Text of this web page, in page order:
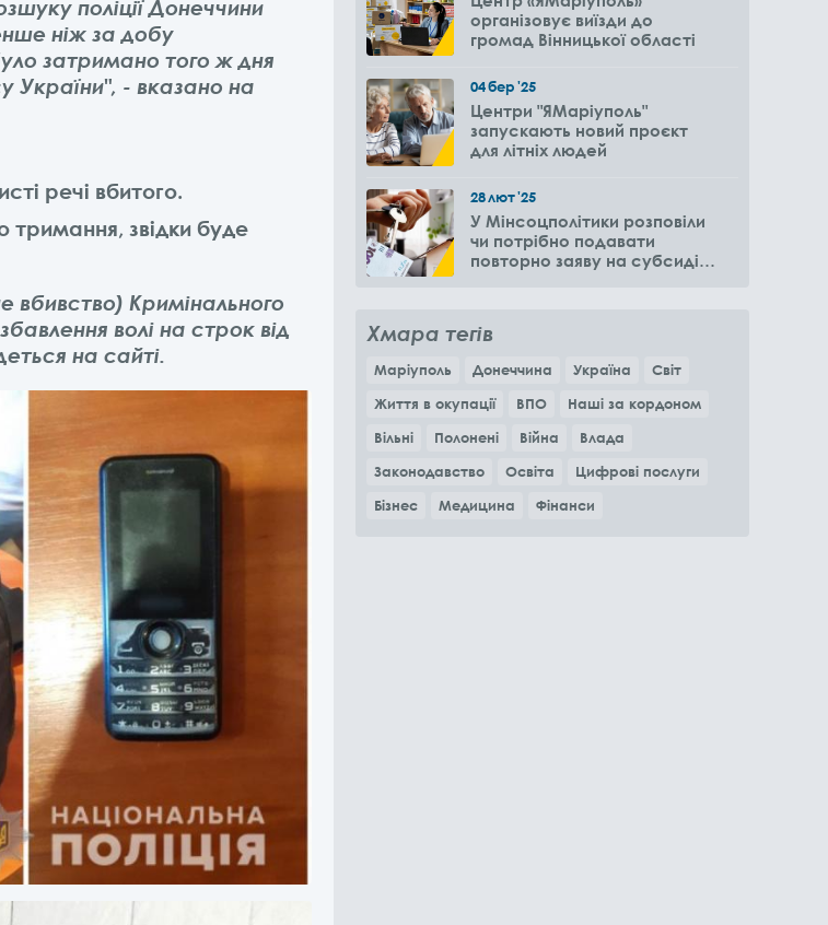
поліції Донеччини
ніж за добу
затримано того ж дня
України", - вказано на
речі вбитого.
тримання, звідки буде
вбивство) Кримінального
волі на строк від
на сайті.
організовує виїзди до
громад Вінницької області
04бер'25
Центри "ЯМаріуполь"
запускають новий проєкт
для літніх людей
28лют'25
У Мінсоцполітики розповіли
чи потрібно подавати
повторно заяву на субсидію
Хмара тегів
Маріуполь Донеччина Україна
Світ
Життя в окупації
ВПО
Наші за кордоном
Вільні
Полонені Війна
Влада
Законодавство
Освіта
Цифрові послуги
Бізнес
Медицина Фінанси